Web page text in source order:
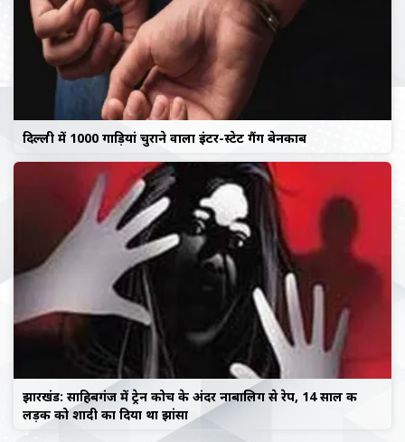
दिल्ली में 1000 गाड़ियां चुराने वाला इंटर-स्टेट गैंग बेनकाब
झारखंड: साहिबगंज में ट्रेन कोच के अंदर नाबालिग से रेप, 14 साल की
लड़की को शादी का दिया था झांसा